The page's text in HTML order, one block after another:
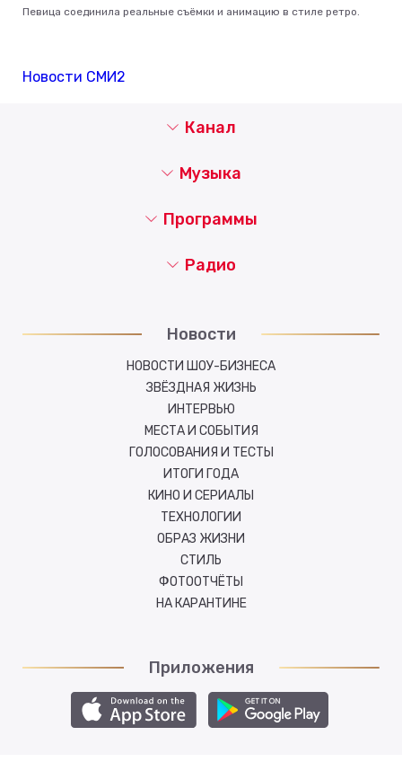
Певица соединила реальные съёмки и анимацию в стиле ретро.
Новости СМИ2
Канал
Музыка
Новости
НОВОСТИ ШОУ-БИЗНЕСА
ЗВЁЗДНАЯ ЖИЗНЬ
ИНТЕРВЬЮ
МЕСТА И СОБЫТИЯ
ГОЛОСОВАНИЯ И ТЕСТЫ
ИТОГИ ГОДА
КИНО И СЕРИАЛЫ
ТЕХНОЛОГИИ
ОБРАЗ ЖИЗНИ
СТИЛЬ
ФОТООТЧЁТЫ
НА КАРАНТИНЕ
Программы
Радио
Приложения